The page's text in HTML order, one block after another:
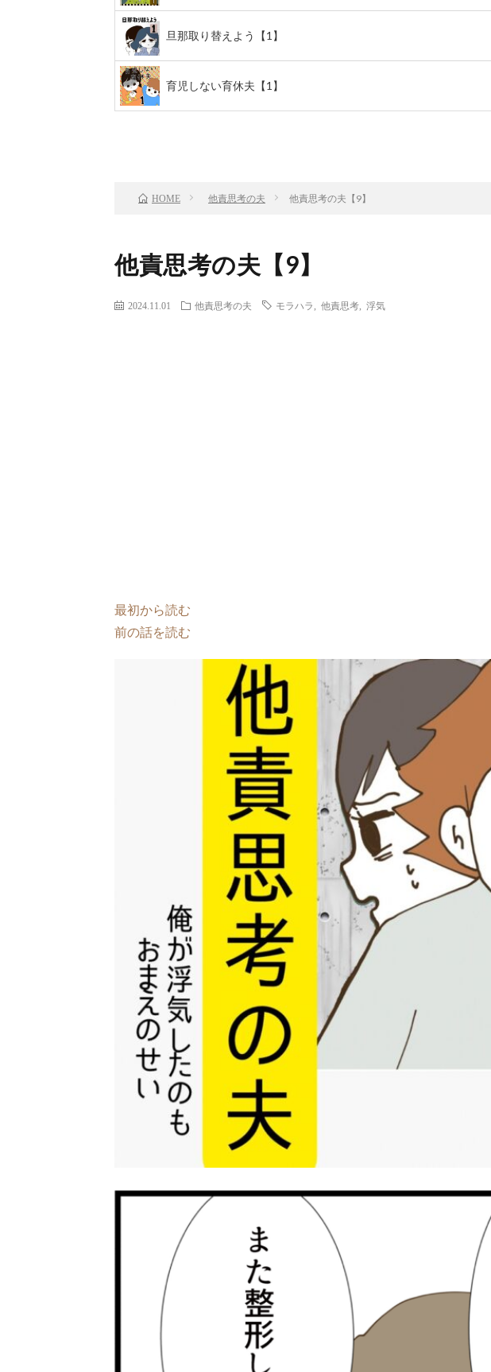
旦那取り替えよう【1】
育児しない育休夫【1】
HOME 他責思考の夫 他責思考の夫【9】
他責思考の夫【9】
2024.11.01 他責思考の夫 モラハラ 他責思考 浮気
最初から読む
前の話を読む